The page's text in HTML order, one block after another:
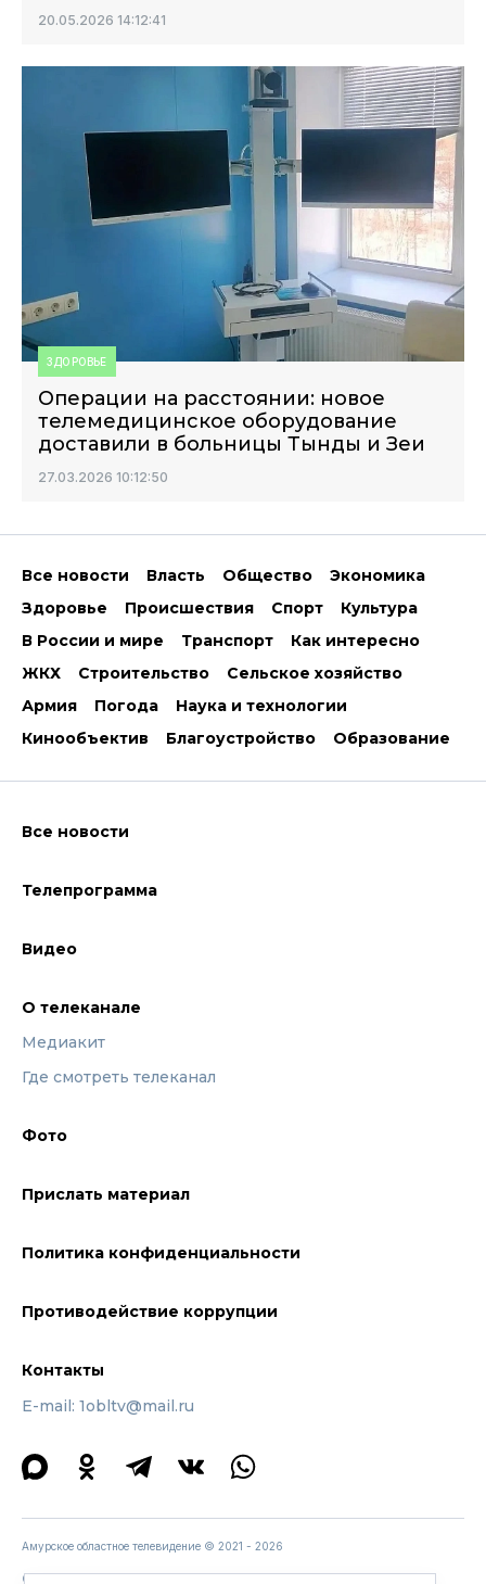
20.05.2026 14:12:41
ЗДОРОВЬЕ
Операции на расстоянии: новое
телемедицинское оборудование
доставили в больницы Тынды и Зеи
27.03.2026 10:12:50
Все новости Власть Общество
Экономика
Здоровье
Происшествия Спорт
Культура
В России и мире
Транспорт
Как интересно
ЖКХ
Строительство
Сельское хозяйство
Армия
Погода
Наука и технологии
Кинообъектив
Благоустройство Образование
Все новости
Телепрограмма
Видео
О телеканале
Медиакит
Где смотреть телеканал
Фото
Прислать материал
Политика конфиденциальности
Противодействие коррупции
Контакты
E-mail: 1obltv@mail.ru
Амурское областное телевидение © 2021 - 2026
Содержание программ, размещенных на сайте www.amurobl.ru, может не